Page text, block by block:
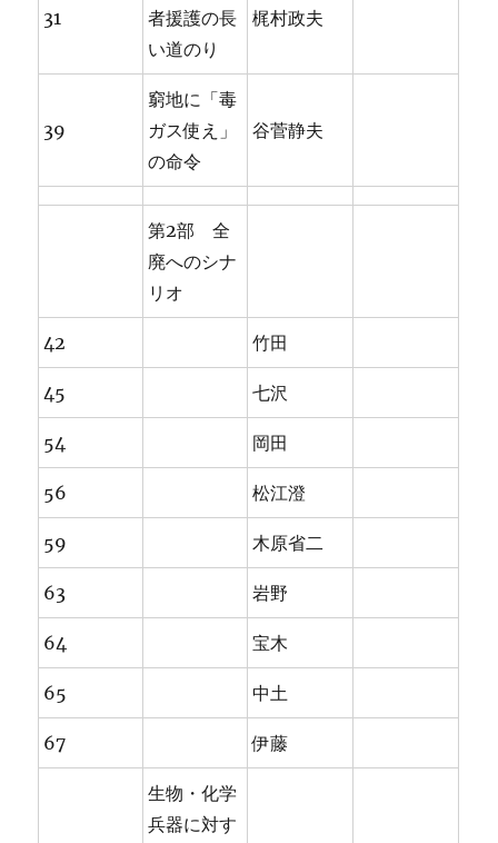
31
者援護の長
い道のり
梶村政夫
39
窮地に「毒
ガス使え」
の命令
谷菅静夫
第2部 全
廃へのシナ
リオ
42 竹田
45 七沢
54 岡田
56 松江澄
59 木原省二
63 岩野
64 宝木
65 中土
67 伊藤
生物・化学
兵器に対す